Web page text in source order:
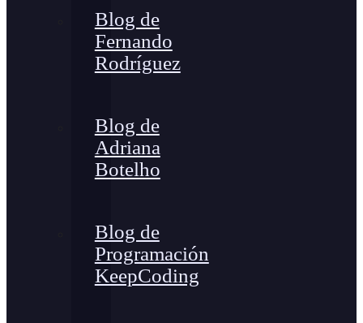
Blog de
Fernando
Rodríguez
Blog de
Adriana
Botelho
Blog de
Programación
KeepCoding